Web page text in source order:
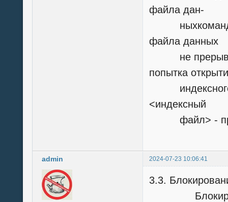
файла дан-
ныхкомандой
файла данных
не
попытка
индексного
<индексный
файл> -
admin 2024-07-23 10:06:41
3.3.